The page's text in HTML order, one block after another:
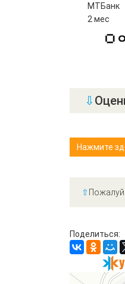
МТБанк
2 мес
⇩
⇧
Поделиться: